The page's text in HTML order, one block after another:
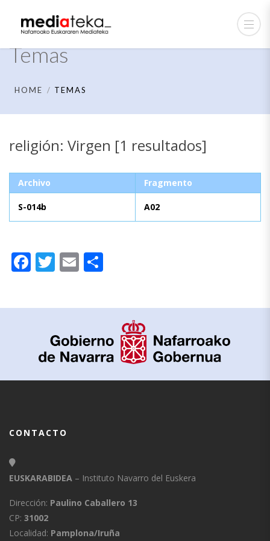
Temas
HOME TEMAS
religión: Virgen [1 resultados]
Archivo Fragmento
S-014b A02
Facebook
Twitter
Email
CONTACTO
EUSKARABIDEA – Instituto Navarro del Euskera
Dirección: Paulino Caballero 13
CP: 31002
Localidad: Pamplona/Iruña